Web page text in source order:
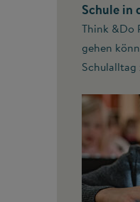
Schule in
Think &Do
gehen